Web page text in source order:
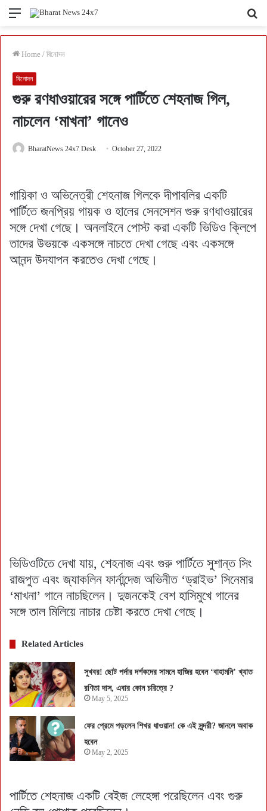
Menu
Home / বিনোদন
বিনোদন
গুরু রণধাওয়ারের সঙ্গে পার্টিতে শেহনাজ গিল,
নাচলেন ‘মাখনা’ গানেও
BharatNews 24x7 Desk October 27, 2022
গায়িকা ও অভিনেত্রী শেহনাজ গিলকে দীপাবলির একটি
পার্টিতে জনপ্রিয় গায়ক ও হালের সেনসেশন গুরু রণধাওয়ারের
সঙ্গে দেখা গেছে। অনলাইনে পোস্ট করা একটি ভিডিও ক্লিপে
তাদের উভয়কে একসঙ্গে নাচতে দেখা গেছে এবং একসঙ্গে
আনন্দ উদযাপন করতেও দেখা গেছে।
ভিডিওটিতে দেখা যায়, শেহনাজ এবং গুরু পার্টিতে সুশান্ত সিং
রাজপুত এবং জ্যাকলিন ফার্নান্দেজ অভিনীত ‘ড্রাইভ’ সিনেমার
‘মাখনা’ গানে নাচছিলেন। দুজনকেই বেশ হাসিমুখে গানের
সঙ্গে তাল মিলিয়ে নাচার চেষ্টা করতে দেখা গেছে।
Related Articles
সুখবর! ছোট পর্দার দর্শকদের সামনে হাজির হবেন ‘বাহামনি’ খ্যাত
রণিতা দাস, এবার কোন চরিত্রে ?
May 5, 2025
ফের প্রেমে পড়লেন শিখর ধাওয়ান! কে এই সুন্দরী? জানলে অবাক
হবেন
May 2, 2025
পার্টিতে শেহনাজ একটি বেইজ লেহেঙ্গা পরেছিলেন এবং গুরু